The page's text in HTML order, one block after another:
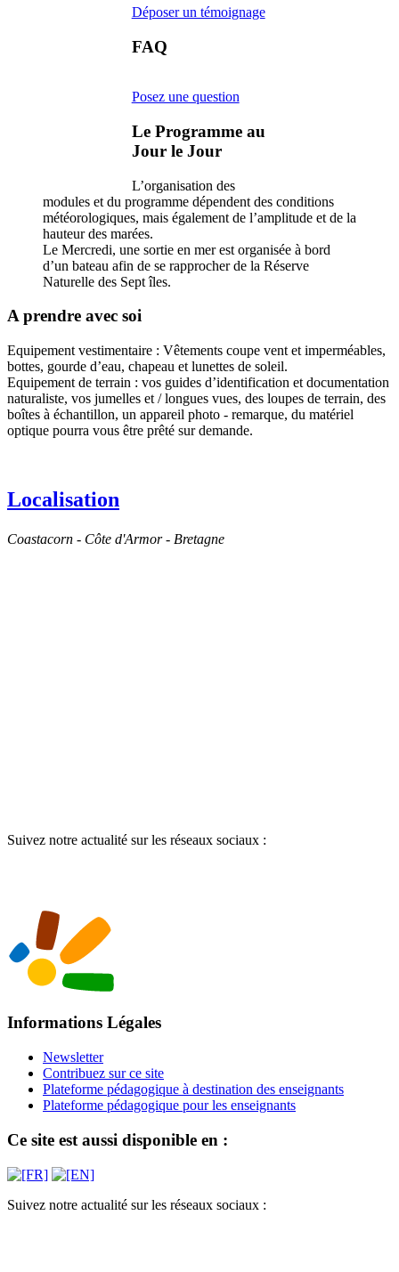
Déposer un témoignage
FAQ
Posez une question
Le Programme au
Jour le Jour
L’organisation des
modules et du programme dépendent des conditions
météorologiques, mais également de l’amplitude et de la
hauteur des marées.
Le Mercredi, une sortie en mer est organisée à bord
d’un bateau afin de se rapprocher de la Réserve
Naturelle des Sept îles.
A prendre avec soi
Equipement vestimentaire : Vêtements coupe vent et imperméables,
bottes, gourde d’eau, chapeau et lunettes de soleil.
Equipement de terrain : vos guides d’identification et documentation
naturaliste, vos jumelles et / longues vues, des loupes de terrain, des
boîtes à échantillon, un appareil photo - remarque, du matériel
optique pourra vous être prêté sur demande.
Localisation
Coastacorn - Côte d'Armor - Bretagne
Suivez notre actualité sur les réseaux sociaux :
Informations Légales
Newsletter
Contribuez sur ce site
Plateforme pédagogique à destination des enseignants
Plateforme pédagogique pour les enseignants
Ce site est aussi disponible en :
Suivez notre actualité sur les réseaux sociaux :